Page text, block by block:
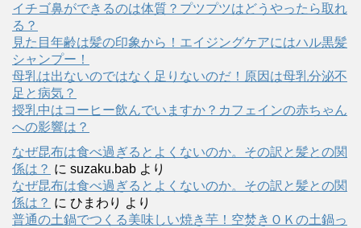
イチゴ鼻ができるのは体質？プツプツはどうやったら取れ
る？
見た目年齢は髪の印象から！エイジングケアにはハル黒髪
シャンプー！
母乳は出ないのではなく足りないのだ！原因は母乳分泌不
足と病気？
授乳中はコーヒー飲んでいますか？カフェインの赤ちゃん
への影響は？
なぜ昆布は食べ過ぎるとよくないのか。その訳と髪との関
係は？ に suzaku.bab より
なぜ昆布は食べ過ぎるとよくないのか。その訳と髪との関
係は？ に ひまわり より
普通の土鍋でつくる美味しい焼き芋！空焚きＯＫの土鍋っ